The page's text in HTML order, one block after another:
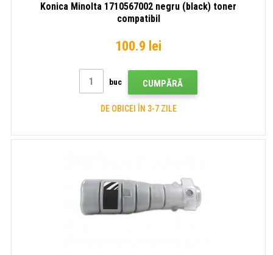
Konica Minolta 1710567002 negru (black) toner
compatibil
100.9 lei
buc CUMPĂRĂ
DE OBICEI ÎN 3-7 ZILE